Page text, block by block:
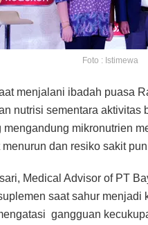
Foto : Istimewa
menjalani ibadah puasa
nutrisi sementara aktivitas
mikronutrien
dan resiko sakit
Medical Advisor of PT
saat sahur menjadi
gangguan